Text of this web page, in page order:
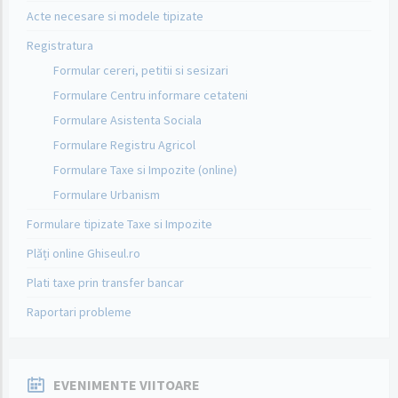
Acte necesare si modele tipizate
Registratura
Formular cereri, petitii si sesizari
Formulare Centru informare cetateni
Formulare Asistenta Sociala
Formulare Registru Agricol
Formulare Taxe si Impozite (online)
Formulare Urbanism
Formulare tipizate Taxe si Impozite
Plăți online Ghiseul.ro
Plati taxe prin transfer bancar
Raportari probleme
EVENIMENTE VIITOARE